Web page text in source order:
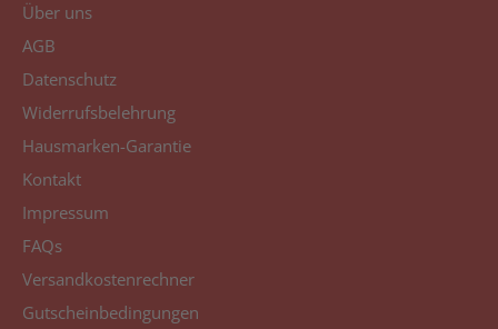
Über uns
AGB
Datenschutz
Widerrufsbelehrung
Hausmarken-Garantie
Kontakt
Impressum
FAQs
Versandkostenrechner
Gutscheinbedingungen